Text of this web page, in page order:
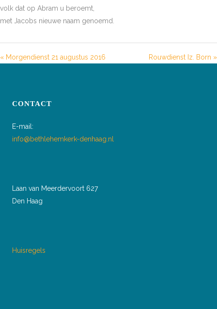
volk dat op Abram u beroemt,
met Jacobs nieuwe naam genoemd.
« Morgendienst 21 augustus 2016 Rouwdienst Iz. Born »
CONTACT
E-mail:
info@bethlehemkerk-denhaag.nl
Laan van Meerdervoort 627
Den Haag
Huisregels